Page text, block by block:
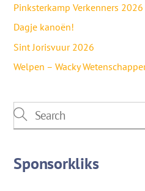
Pinksterkamp Verkenners 2026
Dagje kanoën!
Sint Jorisvuur 2026
Welpen – Wacky
Sponsorkliks